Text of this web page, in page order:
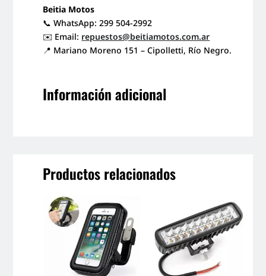
Beitia Motos
📞 WhatsApp: 299 504-2992
✉️ Email: repuestos@beitiamotos.com.ar
📍 Mariano Moreno 151 – Cipolletti, Río Negro.
Información adicional
Productos relacionados